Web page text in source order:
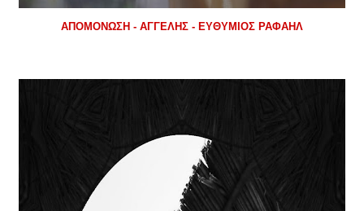
ΑΠΟΜΟΝΩΣΗ - ΑΓΓΕΛΗΣ - ΕΥΘΥΜΙΟΣ ΡΑΦΑΗΛ